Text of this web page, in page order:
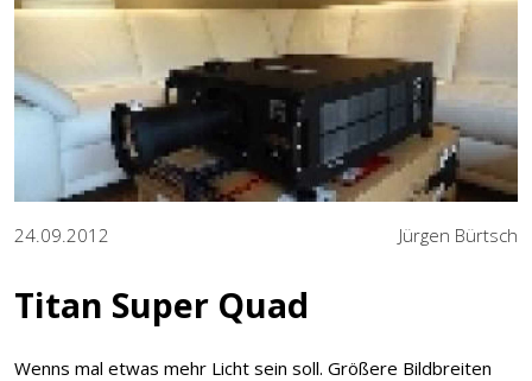
24.09.2012 Jürgen Bürtsch
Titan Super Quad
Wenns mal etwas mehr Licht sein soll. Größere Bildbreiten